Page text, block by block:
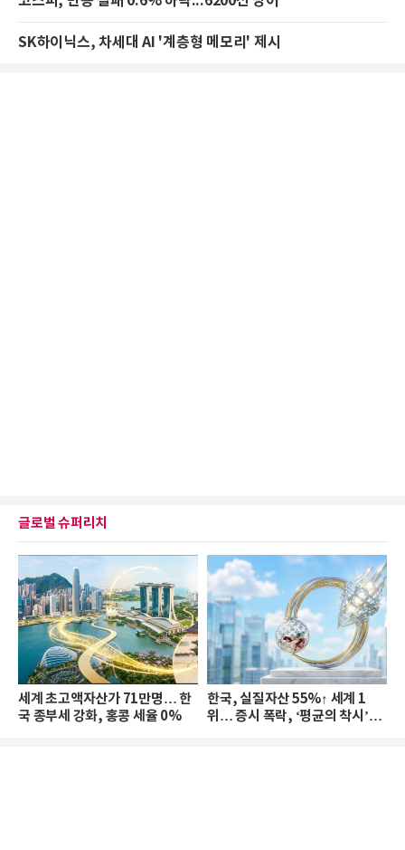
SK하이닉스, 차세대 AI '계층형 메모리' 제시
글로벌 슈퍼리치
세계 초고액자산가 71만명… 한
국 종부세 강화, 홍콩 세율 0%
한국, 실질자산 55%↑ 세계 1
위… 증시 폭락, ‘평균의 착시’와